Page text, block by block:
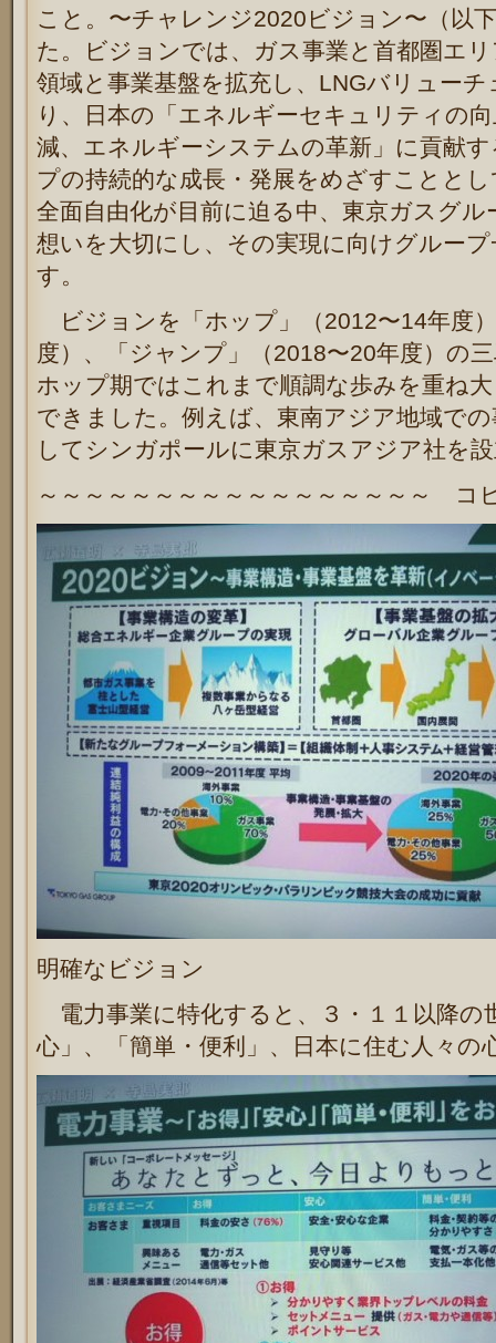
こと。〜チャレンジ2020ビジョン〜（以
た。ビジョンでは、ガス事業と首都圏エ
領域と事業基盤を拡充し、LNGバリュー
り、日本の「エネルギーセキュリティの
減、エネルギーシステムの革新」に貢献
プの持続的な成長・発展をめざすことと
全面自由化が目前に迫る中、東京ガスグ
想いを大切にし、その実現に向けグルー
す。
ビジョンを「ホップ」（2012〜14年度
度）、「ジャンプ」（2018〜20年度）の
ホップ期ではこれまで順調な歩みを重ね
できました。例えば、東南アジア地域で
してシンガポールに東京ガスアジア社を
～～～～～～～～～～～～～～～～～ コ
明確なビジョン
電力事業に特化すると、３・１１以降の
心」、「簡単・便利」、日本に住む人々の